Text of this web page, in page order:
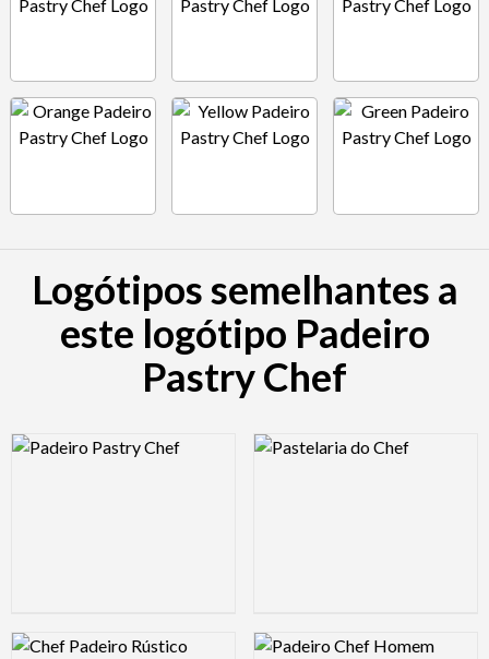
Logótipos semelhantes a
este logótipo Padeiro
Pastry Chef
Logo Preview Image Logo Preview Image
Logo Preview Image Logo Preview Image